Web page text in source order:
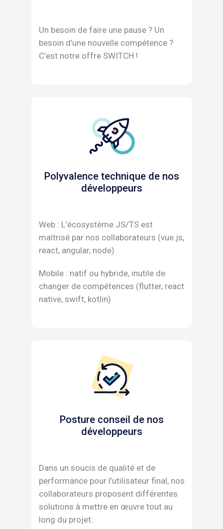
Un besoin de faire une pause ? Un
besoin d’une nouvelle compétence ?
C’est notre offre SWITCH !
Polyvalence technique de nos
développeurs
Web : L’écosystème JS/TS est
maîtrisé par nos collaborateurs (vue.js,
react, angular, node)
Mobile : natif ou hybride, inutile de
changer de compétences (flutter, react
native, swift, kotlin)
Posture conseil de nos
développeurs
Dans un soucis de qualité et de
performance pour l’utilisateur final, nos
collaborateurs proposent différentes
solutions à mettre en œuvre tout au
long du projet.